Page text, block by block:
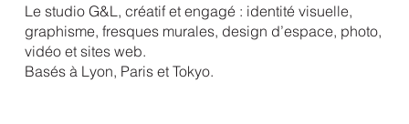
Le studio G&L, créatif et engagé : identité visuelle,
graphisme, fresques murales, design d’espace, photo,
vidéo et sites web.
Basés à Lyon, Paris et Tokyo.